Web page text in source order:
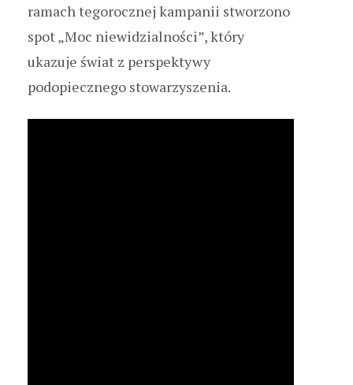
ramach tegorocznej kampanii stworzono
spot „Moc niewidzialności”, który
ukazuje świat z perspektywy
podopiecznego stowarzyszenia.